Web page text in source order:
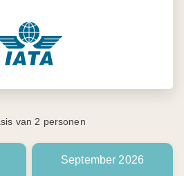
van 2 personen
September 2026